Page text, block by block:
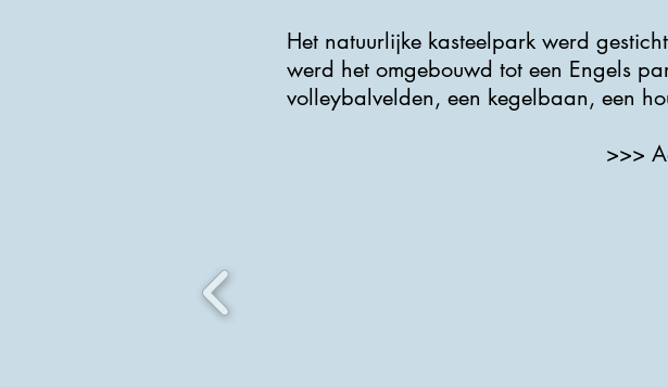
Het natuurlijke kasteelpark werd
werd het omgebouwd tot een Engels
volleybalvelden, een kegelbaan, een
>>>